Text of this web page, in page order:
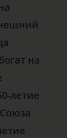
на
летие